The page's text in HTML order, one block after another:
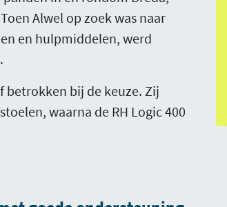
Alwel op zoek was naar
en hulpmiddelen, werd
betrokken bij de keuze. Zij
waarna de RH Logic 400